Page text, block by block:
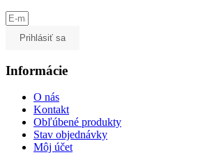
Prihlásiť sa
Informácie
O nás
Kontakt
Obľúbené produkty
Stav objednávky
Môj účet